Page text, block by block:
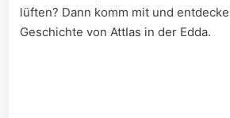
‍lüften? Dann⁢ komm⁣ mit ‍und
Geschichte von AttIas in ‍der Edda.